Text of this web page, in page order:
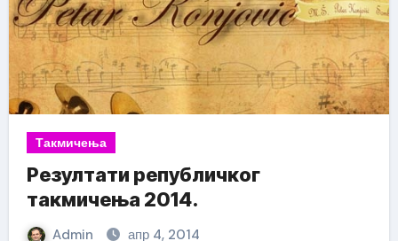
Такмичења
Резултати републичког
такмичења 2014.
Admin апр 4, 2014